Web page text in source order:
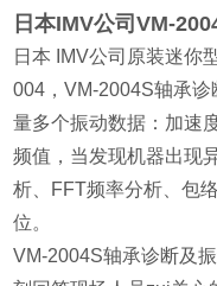
日本IMV公司VM-
日本 IMV公司原装迷你
004，VM-2004S轴承
量多个振动数据：加速
频值，当发现机器出现
析、FFT频率分析、包
位。
VM-2004S轴承诊断及